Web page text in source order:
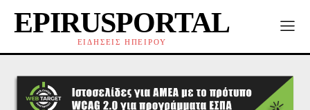
EPIRUSPORTAL
ΕΙΔΗΣΕΙΣ ΗΠΕΙΡΟΥ